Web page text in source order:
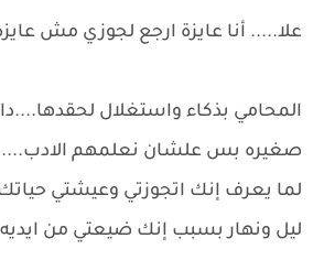
علا..... أنا عايزة ارجع لجوزي مش
المحامي بذكاء واستغلال لحقدها....دا
صغيره بس علشان نعلمهم
لما يعرف إنك اتجوزتي وعيشتي
ليل ونهار بسبب إنك ضيعتي من